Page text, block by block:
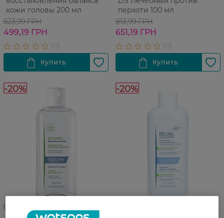
кожи головы 200 мл
623,99 ГРН
499,19 ГРН
перхоти 100 мл
813,99 ГРН
651,19 ГРН
-20%
05 08 - 18 08
-20%